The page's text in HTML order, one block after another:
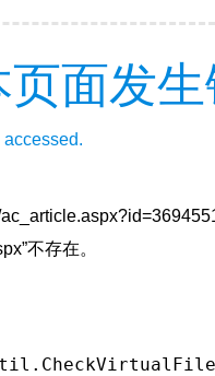
面发
accessed.
不存在。